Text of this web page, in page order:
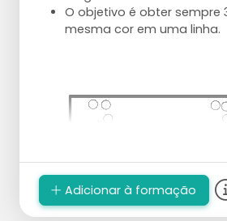
O objetivo é obter sempre
mesma cor em uma linha.
Adicionar à formação